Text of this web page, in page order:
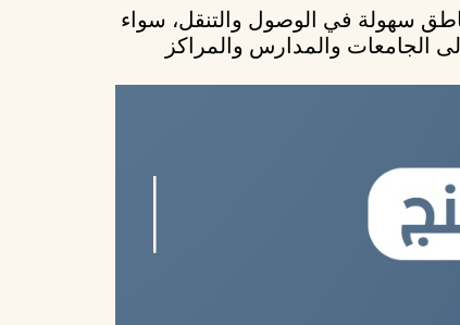
سهولة في الوصول والتنقل، سواء
الجامعات والمدارس والمراكز